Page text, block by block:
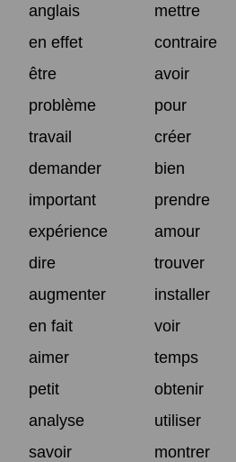
anglais
mettre
en effet
contraire
être
avoir
problème
pour
travail
créer
demander
bien
important
prendre
expérience
amour
dire
trouver
augmenter
installer
en fait
voir
aimer
temps
petit
obtenir
analyse
utiliser
savoir
montrer